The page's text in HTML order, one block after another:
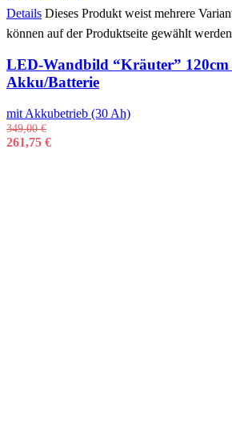
Details Dieses Produkt weist mehrere
können auf der Produktseite gewählt werden
LED-Wandbild “Kräuter” 120cm
Akku/Batterie
mit Akkubetrieb (30 Ah)
349,00€
261,75 €